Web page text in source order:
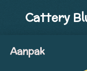
de
Cattery
Aanpak